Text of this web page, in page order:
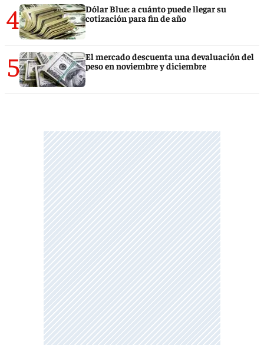
4
Dólar Blue: a cuánto puede llegar su
cotización para fin de año
5
El mercado descuenta una devaluación del
peso en noviembre y diciembre